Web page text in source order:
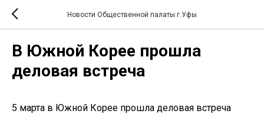
Новости Общественной палаты г.Уфы
В Южной Корее прошла
деловая встреча
5 марта в Южной Корее прошла деловая встреча